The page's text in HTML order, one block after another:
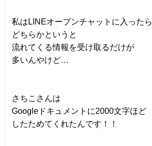
私はLINEオープンチャットに入ったら
どちらかというと
流れてくる情報を受け取るだけが
多いんやけど…
さちこさんは
Googleドキュメントに2000文字ほど
したためてくれたんです！！